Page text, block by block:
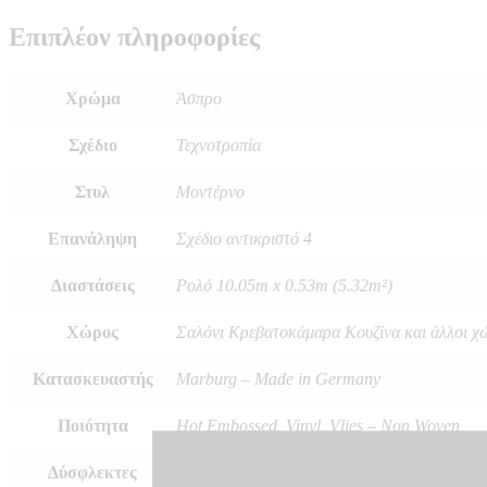
KU34501
Επιπλέον πληροφορίες
Χρώμα Άσπρο
Σχέδιο Τεχνοτροπία
Στυλ Μοντέρνο
Επανάληψη Σχέδιο αντικριστό 4
Διαστάσεις Ρολό 10.05m x 0.53m (5.32m²)
Χώρος Σαλόνι Κρεβατοκάμαρα Κουζίνα και άλλοι
Κατασκευαστής Marburg – Made in Germany
Ποιότητα Hot Embossed, Vinyl, Vlies – Non Woven
Δύσφλεκτες